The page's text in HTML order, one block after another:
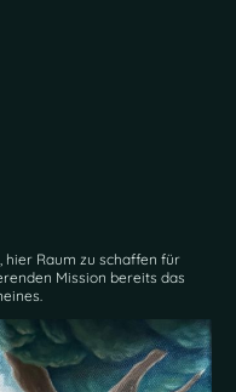
hier Raum zu schaffen für
Mission bereits das